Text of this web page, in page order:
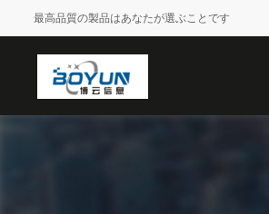
最高品質の製品はあなたが選ぶことです